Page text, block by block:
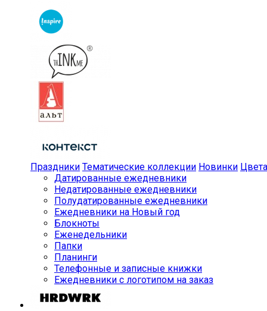
Праздники Тематические коллекции Новинки Цвета
Датированные ежедневники
Недатированные ежедневники
Полудатированные ежедневники
Ежедневники на Новый год
Блокноты
Еженедельники
Папки
Планинги
Телефонные и записные книжки
Ежедневники с логотипом на заказ